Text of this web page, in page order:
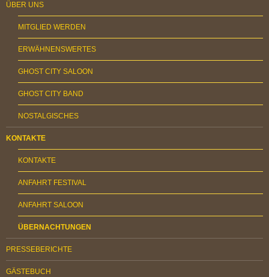
ÜBER UNS
MITGLIED WERDEN
ERWÄHNENSWERTES
GHOST CITY SALOON
GHOST CITY BAND
NOSTALGISCHES
KONTAKTE
KONTAKTE
ANFAHRT FESTIVAL
ANFAHRT SALOON
ÜBERNACHTUNGEN
PRESSEBERICHTE
GÄSTEBUCH